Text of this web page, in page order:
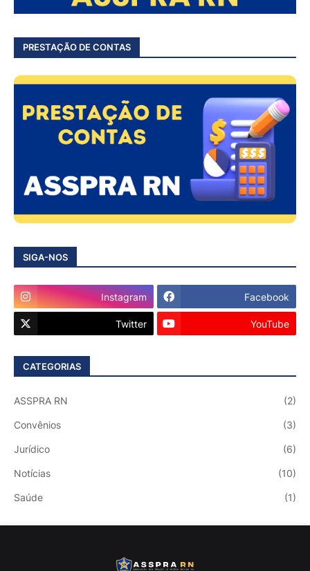
PRESTAÇÃO DE CONTAS
SIGA-NOS
Instagram Facebook
Twitter YouTube
CATEGORIAS
ASSPRA RN (2)
Convênios (3)
Jurídico (6)
Notícias (10)
Saúde (1)